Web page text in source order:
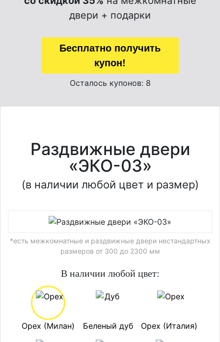
двери + подарки
Бесплатно получить
купон!
Осталось купонов: 8
Раздвижные двери
«ЭКО-03»
(в наличии любой цвет и размер)
*есть межкомнатные и раздвижные двери нестандартных
размеров от 300 до 2300 мм
В наличии любой цвет:
Орех (Милан) Беленый дуб Орех (Италия)